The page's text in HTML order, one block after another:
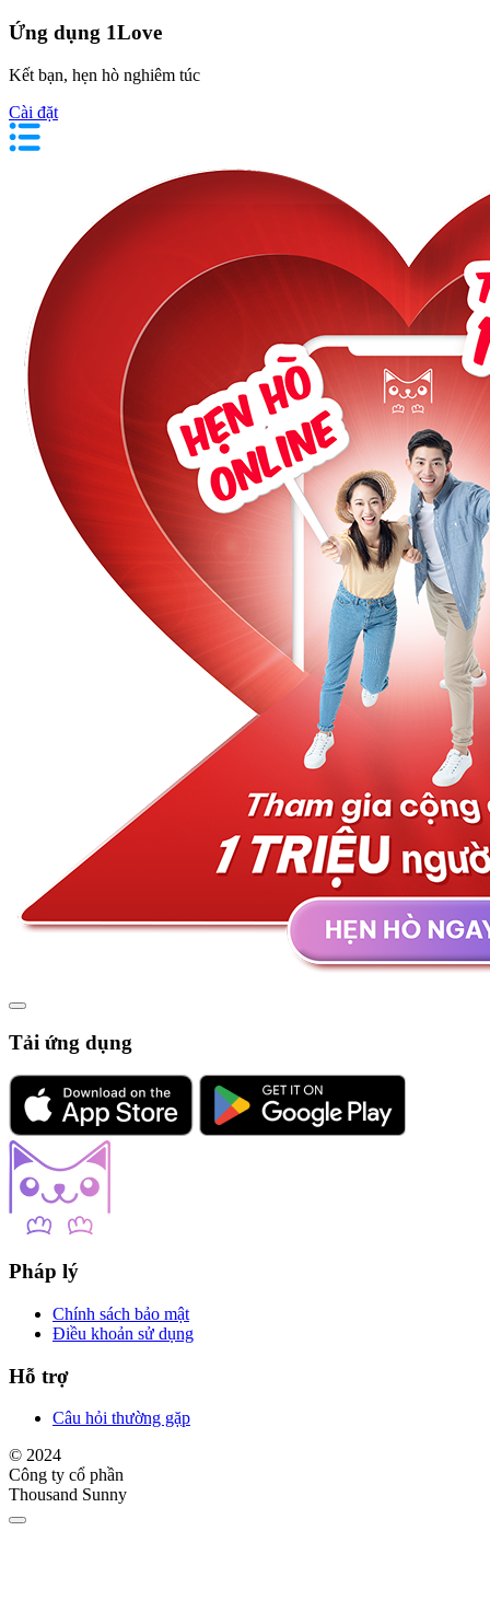
Ứng dụng 1Love
Kết bạn, hẹn hò nghiêm túc
Cài đặt
Tải ứng dụng
Pháp lý
Chính sách bảo mật
Điều khoản sử dụng
Hỗ trợ
Câu hỏi thường gặp
© 2024
Công ty cổ phần
Thousand Sunny